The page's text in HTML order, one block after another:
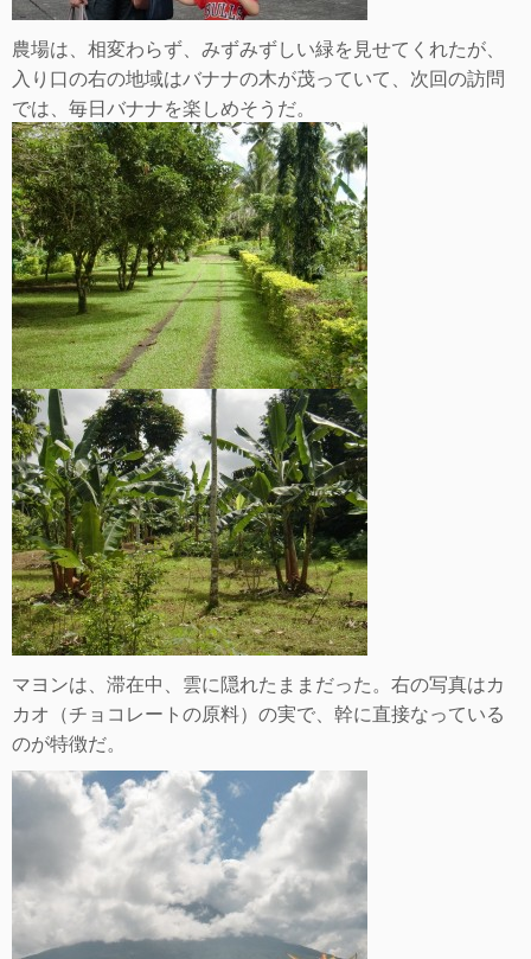
農場は、相変わらず、みずみずしい緑を見せてくれたが、
入り口の右の地域はバナナの木が茂っていて、次回の訪問
では、毎日バナナを楽しめそうだ。
マヨンは、滞在中、雲に隠れたままだった。右の写真はカ
カオ（チョコレートの原料）の実で、幹に直接なっている
のが特徴だ。